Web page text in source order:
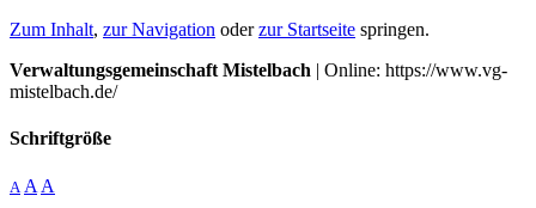
Zum Inhalt, zur Navigation oderzur Startseite springen.
Verwaltungsgemeinschaft Mistelbach | Online: https://www.vg-
mistelbach.de/
Schriftgröße
A A A